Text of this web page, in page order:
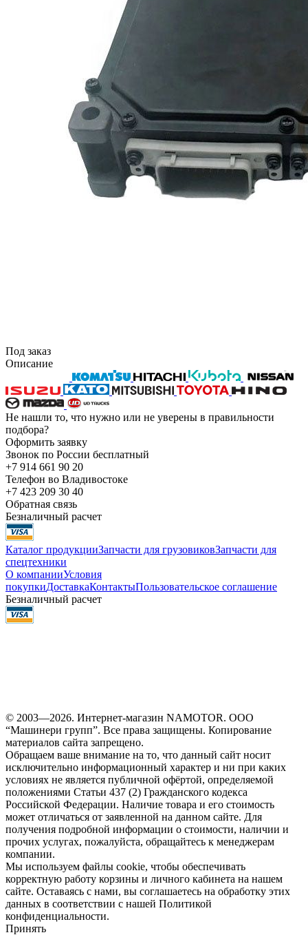
Под заказ
Описание
Не нашли то, что нужно или не уверены в правильности
подбора?
Оформить заявку
Звонок по России бесплатный
+7 914 661 90 20
Телефон во Владивостоке
+7 423 209 30 40
Обратная связь
Безналичный расчет
Каталог продукцииЗапчасти для грузовиковЗапчасти для
спецтехники
О компанииУсловия
покупкиДоставкаКонтактыПользовательское соглашение
Безналичный расчет
© 2003—2026. Интернет-магазин NAMOTOR. ООО
“Машинери групп”. Все права защищены. Копирование
материалов сайта запрещено.
Обращаем ваше внимание на то, что данный сайт носит
исключительно информационный характер и ни при каких
условиях не является публичной офёртой, определяемой
положениями Статьи 437 (2) Гражданского кодекса
Российской Федерации. Наличие товара и его стоимость
может отличаться от заявленной на данном сайте. Для
получения подробной информации о стоимости, наличии и
прочих услугах, пожалуйста, обращайтесь к менеджерам
компании.
Мы используем файлы cookie, чтобы обеспечивать
корректную работу корзины и личного кабинета на нашем
сайте. Оставаясь с нами, вы соглашаетесь на обработку этих
данных в соответствии с нашей Политикой
конфиденциальности.
Принять